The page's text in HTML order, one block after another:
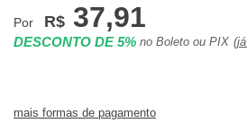
Por R$ 37,91
DESCONTO DE 5% no Boleto ou PIX
mais formas de pagamento